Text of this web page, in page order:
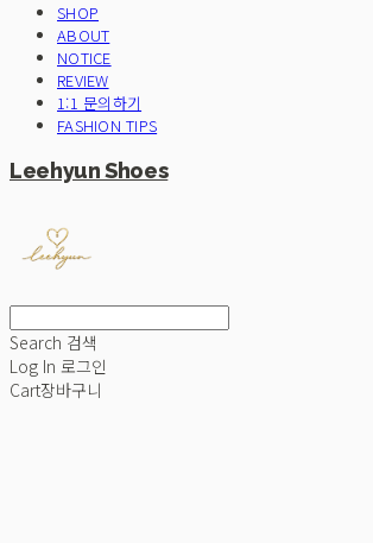
SHOP
ABOUT
NOTICE
REVIEW
1:1 문의하기
FASHION TIPS
Leehyun Shoes
Search 검색
Log In 로그인
Cart장바구니